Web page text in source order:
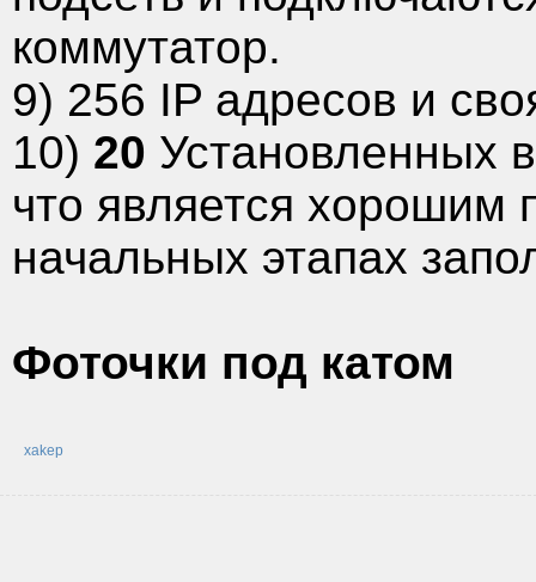
коммутатор.
9) 256 IP адресов и
10) 20 Установленных
что является хорошим
начальных этапах
Фоточки под катом
xakep